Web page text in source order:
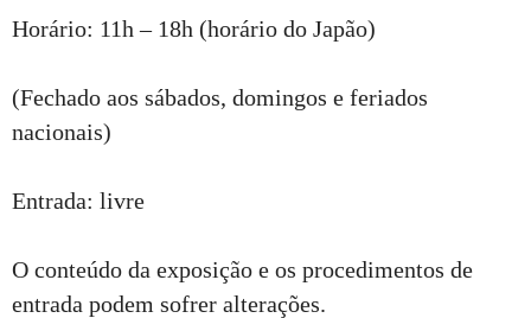
Horário: 11h – 18h (horário do Japão)
(Fechado aos sábados, domingos e feriados
nacionais)
Entrada: livre
O conteúdo da exposição e os procedimentos de
entrada podem sofrer alterações.